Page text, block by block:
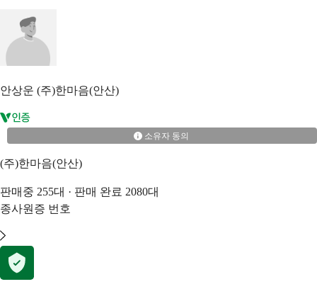
안상운 (주)한마음(안산)
소유자 동의
(주)한마음(안산)
판매중 255대 · 판매 완료 2080대
종사원증 번호